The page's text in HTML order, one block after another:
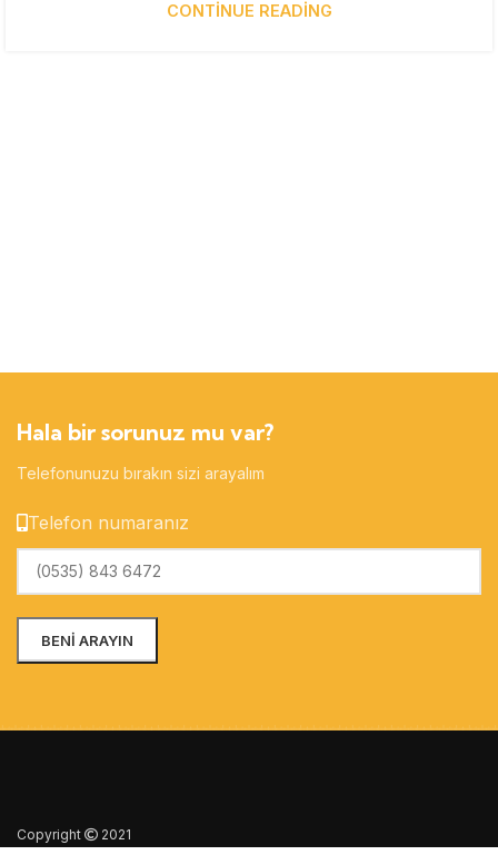
CONTINUE READING
Hala bir sorunuz mu var?
Telefonunuzu bırakın sizi arayalım
Telefon numaranız
Copyright 2021